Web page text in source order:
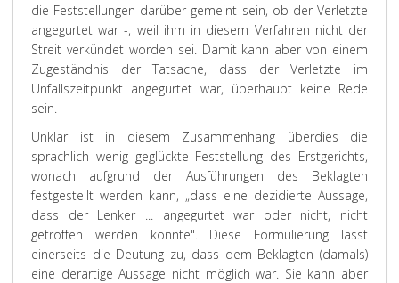
die Feststellungen darüber gemeint sein, ob der Verletzte
angegurtet war -, weil ihm in diesem Verfahren nicht der
Streit verkündet worden sei. Damit kann aber von einem
Zugeständnis der Tatsache, dass der Verletzte im
Unfallszeitpunkt angegurtet war, überhaupt keine Rede
sein.
Unklar ist in diesem Zusammenhang überdies die
sprachlich wenig geglückte Feststellung des Erstgerichts,
wonach aufgrund der Ausführungen des Beklagten
festgestellt werden kann, „dass eine dezidierte Aussage,
dass der Lenker ... angegurtet war oder nicht, nicht
getroffen werden konnte". Diese Formulierung lässt
einerseits die Deutung zu, dass dem Beklagten (damals)
eine derartige Aussage nicht möglich war. Sie kann aber